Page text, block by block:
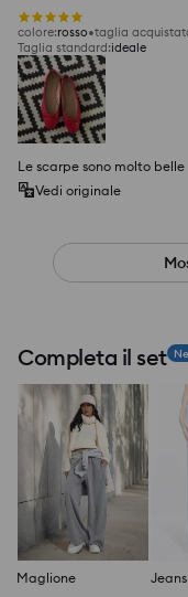
colore:rosso taglia
Taglia standard:ideale
Le scarpe sono molto belle
Vedi originale
Completa il set
Maglione